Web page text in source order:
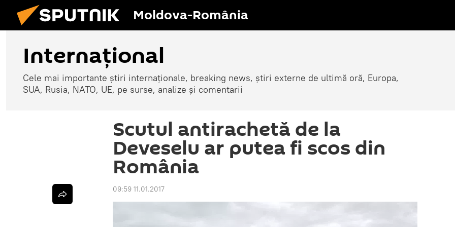
Moldova-România
Internaţional
Cele mai importante știri internaționale, breaking news, știri externe de ultimă oră, Europa,
SUA, Rusia, NATO, UE, pe surse, analize și comentarii
Scutul antirachetă de la
Deveselu ar putea fi scos din
România
09:59 11.01.2017